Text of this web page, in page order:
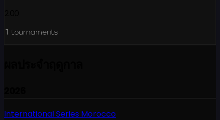
1 tournaments
International Series Morocco